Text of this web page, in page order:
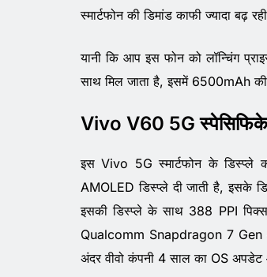
स्मार्टफोन की डिमांड काफी ज्यादा
यानी कि आप इस फोन को लॉन्चिंग
साथ मिल जाता है, इसमें 6500mAh की
Vivo V60 5G
इस Vivo 5G स्मार्टफोन के
AMOLED डिस्प्ले दी जाती है, इसके
इसकी डिस्प्ले के साथ 388 PPI
Qualcomm Snapdragon 7 Gen 4
अंदर वीवो कंपनी 4 साल का OS अपडेट